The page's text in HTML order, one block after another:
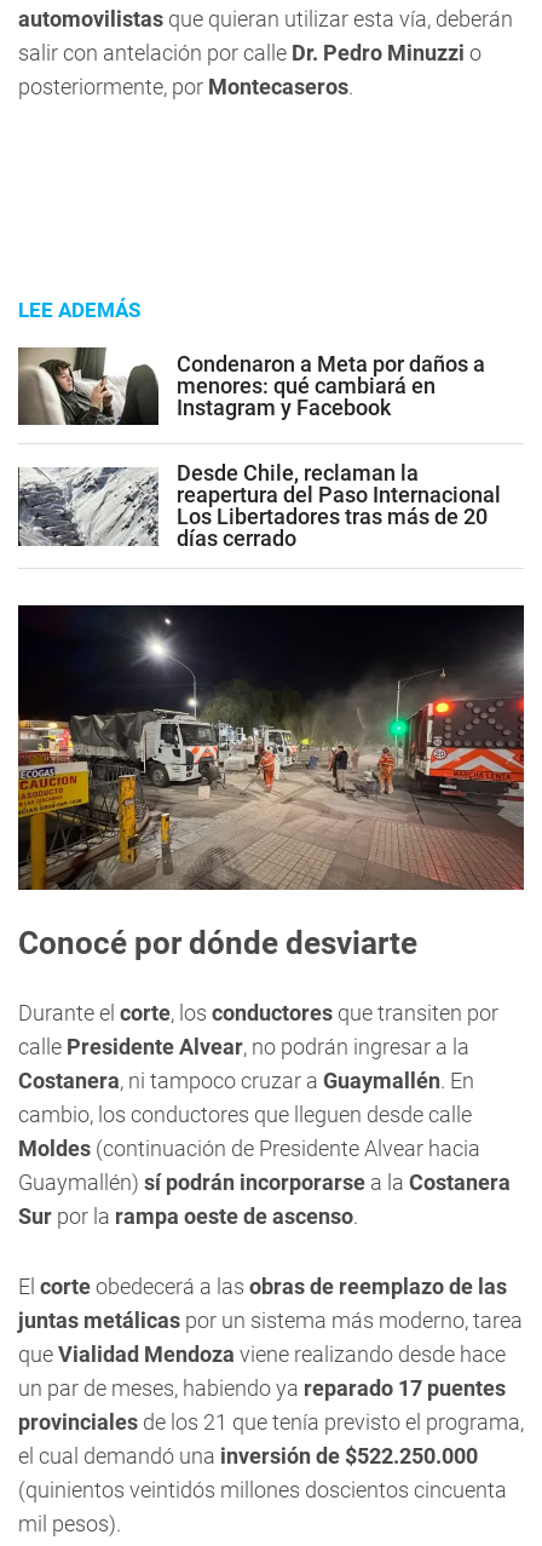
automovilistas que quieran utilizar esta vía, deberán
salir con antelación por calle Dr. Pedro Minuzzi o
posteriormente, por Montecaseros.
LEE ADEMÁS
Condenaron a Meta por daños a
menores: qué cambiará en
Instagram y Facebook
Desde Chile, reclaman la
reapertura del Paso Internacional
Los Libertadores tras más de 20
días cerrado
Conocé por dónde desviarte
Durante el corte, los conductores que transiten por
calle Presidente Alvear, no podrán ingresar a la
Costanera, ni tampoco cruzar a Guaymallén. En
cambio, los conductores que lleguen desde calle
Moldes (continuación de Presidente Alvear hacia
Guaymallén) sí podrán incorporarse a la Costanera
Sur por la rampa oeste de ascenso.
El corteobedecerá a las obras de reemplazo de las
juntas metálicas por un sistema más moderno, tarea
queVialidad Mendoza viene realizando desde hace
un par de meses, habiendo ya reparado 17 puentes
provinciales de los 21 que tenía previsto el programa,
el cual demandó una inversión de $522.250.000
(quinientos veintidós millones doscientos cincuenta
mil pesos).